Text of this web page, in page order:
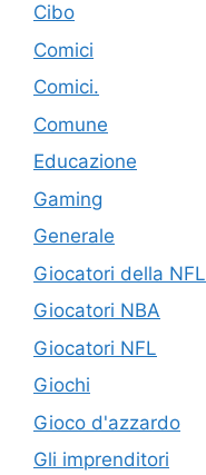
Cibo
Comici
Comici.
Comune
Educazione
Gaming
Generale
Giocatori della NFL
Giocatori NBA
Giocatori NFL
Giochi
Gioco d'azzardo
Gli imprenditori